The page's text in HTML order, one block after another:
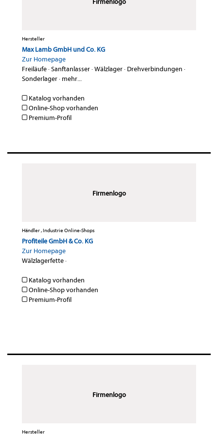
Firmenlogo
Hersteller
Max Lamb GmbH und Co. KG
Zur Homepage
Freiläufe·Sanftanlasser·Wälzlager· Drehverbindungen ·
Sonderlager· mehr...
Katalog vorhanden
Online-Shop vorhanden
Premium-Profil
Firmenlogo
Händler , Industrie Online-Shops
Profiteile GmbH & Co. KG
Zur Homepage
Wälzlagerfette·
Katalog vorhanden
Online-Shop vorhanden
Premium-Profil
Firmenlogo
Hersteller